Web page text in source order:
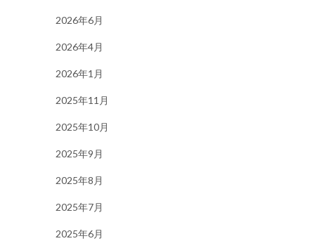
2026年6月
2026年4月
2026年1月
2025年11月
2025年10月
2025年9月
2025年8月
2025年7月
2025年6月